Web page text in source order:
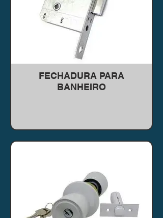
FECHADURA PARA
BANHEIRO